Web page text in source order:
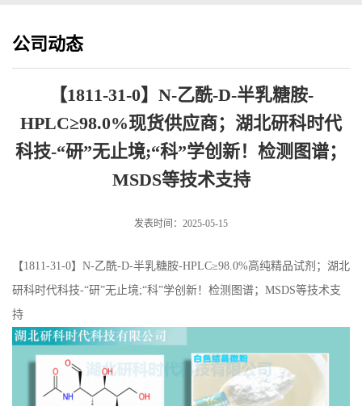
“科”学创新！检测图谱；MSDS等技术支持
公司动态
【1811-31-0】N-乙酰-D-半乳糖胺-
HPLC≥98.0%现货供应商；湖北研科时代
科技-“研”无止境;“科”学创新！检测图谱；
MSDS等技术支持
发表时间：2025-05-15
【1811-31-0】N-乙酰-D-半乳糖胺-HPLC≥98.0%高纯精品试剂；湖北
研科时代科技-“研”无止境;“科”学创新！检测图谱；MSDS等技术支
持